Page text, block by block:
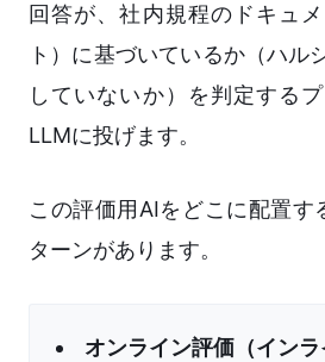
回答が、社内規程のドキュ
ト）に基づいているか（ハル
していないか）を判定する
LLMに投げます。
この評価用AIをどこに配置す
ターンがあります。
オンライン評価（イン